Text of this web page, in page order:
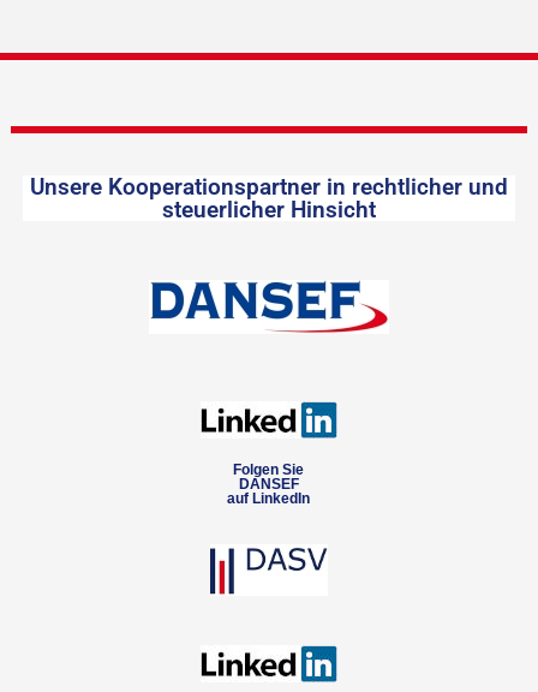
Unsere Kooperationspartner in rechtlicher und
steuerlicher Hinsicht
Folgen Sie
DANSEF
auf LinkedIn